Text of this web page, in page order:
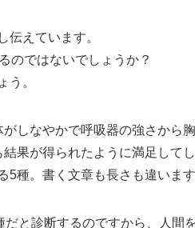
伝えています。
のではないでしょうか？
う。
しなやかで呼吸器の強さから
果が得られたように満足して
種。書く文章も長さも違います
と診断するのですから、人間